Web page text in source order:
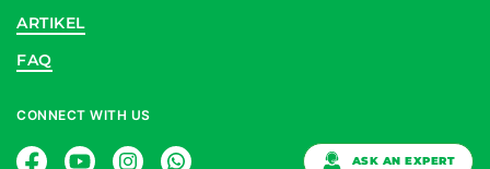
ARTIKEL
FAQ
CONNECT WITH US
ASK AN EXPERT